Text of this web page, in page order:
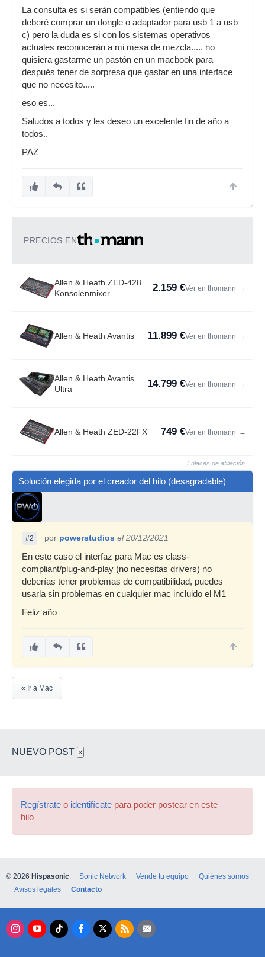
La consulta es si serán compatibles (entiendo que
deberé comprar un dongle o adaptador para usb 1 a usb
c) pero la duda es si con los sistemas operativos
actuales reconocerán a mi mesa de mezcla..... no
quisiera gastarme un pastón en un macbook para
después tener de sorpresa que gastar en una interface
que no necesito.....
eso es...
Saludos a todos y les deseo un excelente fin de año a
todos..
PAZ
PRECIOS EN
Allen & Heath ZED-428
Konsolenmixer
2.159 €Ver en thomann →
Allen & Heath Avantis 11.899 €Ver en thomann →
Allen & Heath Avantis
Ultra
14.799 €Ver en thomann →
Allen & Heath ZED-22FX 749 €Ver en thomann →
Enlaces de afiliación
Solución elegida por el creador del hilo (desagradable)
#2 por powerstudios el 20/12/2021
En este caso el interfaz para Mac es class-
compliant/plug-and-play (no necesitas drivers) no
deberías tener problemas de compatibilidad, puedes
usarla sin problemas en cualquier mac incluido el M1
Feliz año
« Ir a Mac
NUEVO POST ×
Regístrate o identifícate para poder postear en este
hilo
© 2026 Hispasonic Sonic Network Vende tu equipo
Quiénes somos
Avisos legales
Contacto